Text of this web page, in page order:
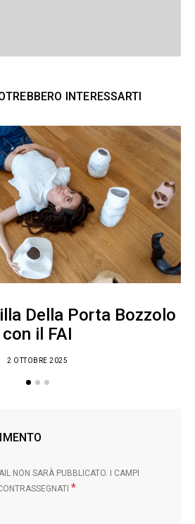
INTERESSARTI
Della Porta Bozzolo
con il FAI
2 OTTOBRE 2025
NON SARÀ PUBBLICATO.
I CAMPI
*